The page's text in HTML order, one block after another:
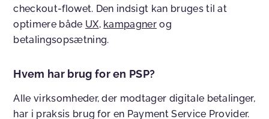
checkout-flowet. Den indsigt kan bruges til at
optimere både UX, kampagner og
betalingsopsætning.
Hvem har brug for en PSP?
Alle virksomheder, der modtager digitale betalinger,
har i praksis brug for en Payment Service Provider.